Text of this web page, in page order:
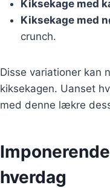
Kiksekage med
Kiksekage med
crunch.
Disse variationer kan
kiksekagen. Uanset
med denne lækre
hverdag